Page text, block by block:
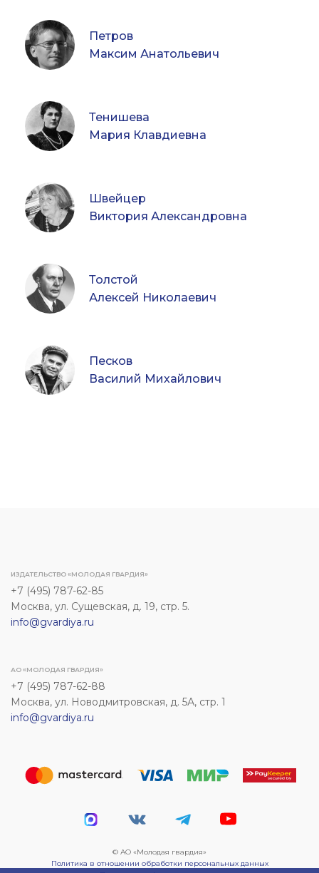
Петров
Максим Анатольевич
Тенишева
Мария Клавдиевна
Швейцер
Виктория Александровна
Толстой
Алексей Николаевич
Песков
Василий Михайлович
ИЗДАТЕЛЬСТВО «МОЛОДАЯ ГВАРДИЯ»
+7 (495) 787-62-85
Москва, ул. Сущевская, д. 19, стр. 5.
info@gvardiya.ru
АО «МОЛОДАЯ ГВАРДИЯ»
+7 (495) 787-62-88
Москва, ул. Новодмитровская, д. 5А, стр. 1
info@gvardiya.ru
© АО «Молодая гвардия»
Политика в отношении обработки персональных данных